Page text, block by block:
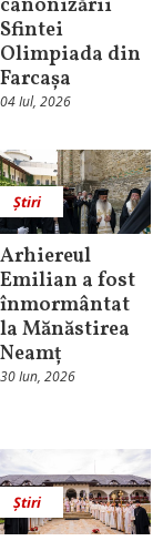
canonizării
Sfintei
Olimpiada din
Farcașa
04 Iul, 2026
Știri
Arhiereul
Emilian a fost
înmormântat
la Mănăstirea
Neamț
30 Iun, 2026
Știri